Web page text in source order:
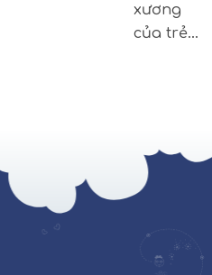
xương
của trẻ…